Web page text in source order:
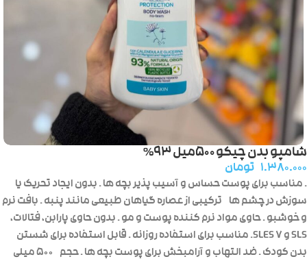
شامپو بدن چیکو ۵۰۰میل ۹۳%
۱.۳۸۰.۰۰۰ تومان
. مناسب برای پوست حساس و آسیب پذیر بچه ها . بدون ایجاد تحریک یا
سوزش در چشم ها ترکیبی از عصاره گیاهان طبیعی مانند پنبه . بافت نرم
و خوشبو . حاوی مواد نرم کننده پوست و مو . بدون حاوی پارابن، فتالات،
SLS و SLES 7. مناسب برای استفاده روزانه . قابل استفاده برای شستن
بدن کودک . ضد التهاب و آرامبخش برای پوست بچه ها . حجم ۵۰۰ میلی